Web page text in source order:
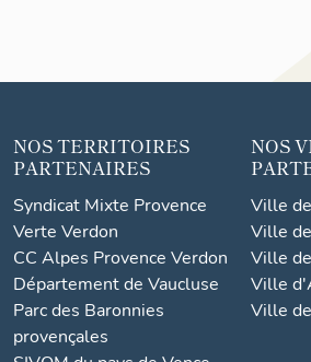
NOS TERRITOIRES
PARTENAIRES
Syndicat Mixte Provence
Verte Verdon
CC Alpes Provence Verdon
Département de Vaucluse
Parc des Baronnies
provençales
NOS
Ville
Ville
Ville
Ville
Ville